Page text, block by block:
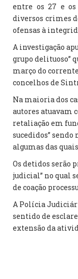
entre os 27 e
diversos crimes
ofensas à
A investigação
grupo delituoso”
março do
concelhos de
Na maioria dos
autores atuavam
retaliação em
sucedidos”
algumas das
Os detidos serão
judicial” no qual
de coação
A Polícia
sentido de
extensão da